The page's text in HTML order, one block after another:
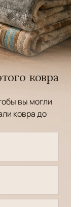
ковра
вы могли
ковра до